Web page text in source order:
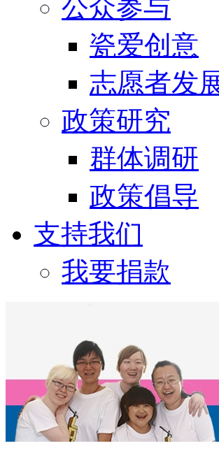
公众参与
瓷爱创意
志愿者发
政策研究
群体调研
政策倡导
支持我们
我要捐款